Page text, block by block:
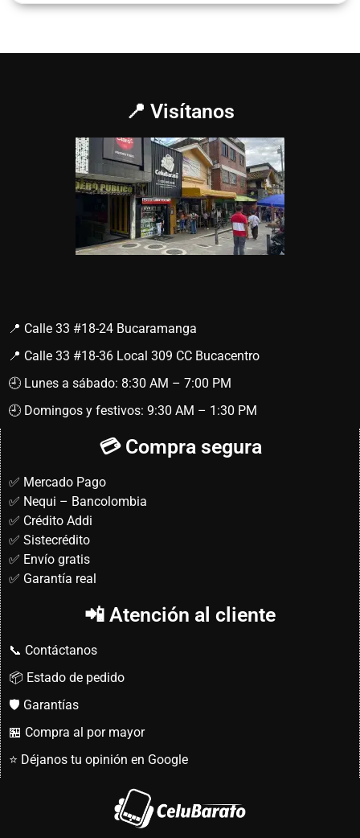
📍 Visítanos
📍 Calle 33 #18-24 Bucaramanga
📍 Calle 33 #18-36 Local 309 CC Bucacentro
🕘 Lunes a sábado: 8:30 AM – 7:00 PM
🕘 Domingos y festivos: 9:30 AM – 1:30 PM
💳 Compra segura
✅ Mercado Pago
✅ Nequi – Bancolombia
✅ Crédito Addi
✅ Sistecrédito
✅ Envío gratis
✅ Garantía real
📲 Atención al cliente
📞 Contáctanos
📦 Estado de pedido
🛡️ Garantías
🏪 Compra al por mayor
⭐ Déjanos tu opinión en Google